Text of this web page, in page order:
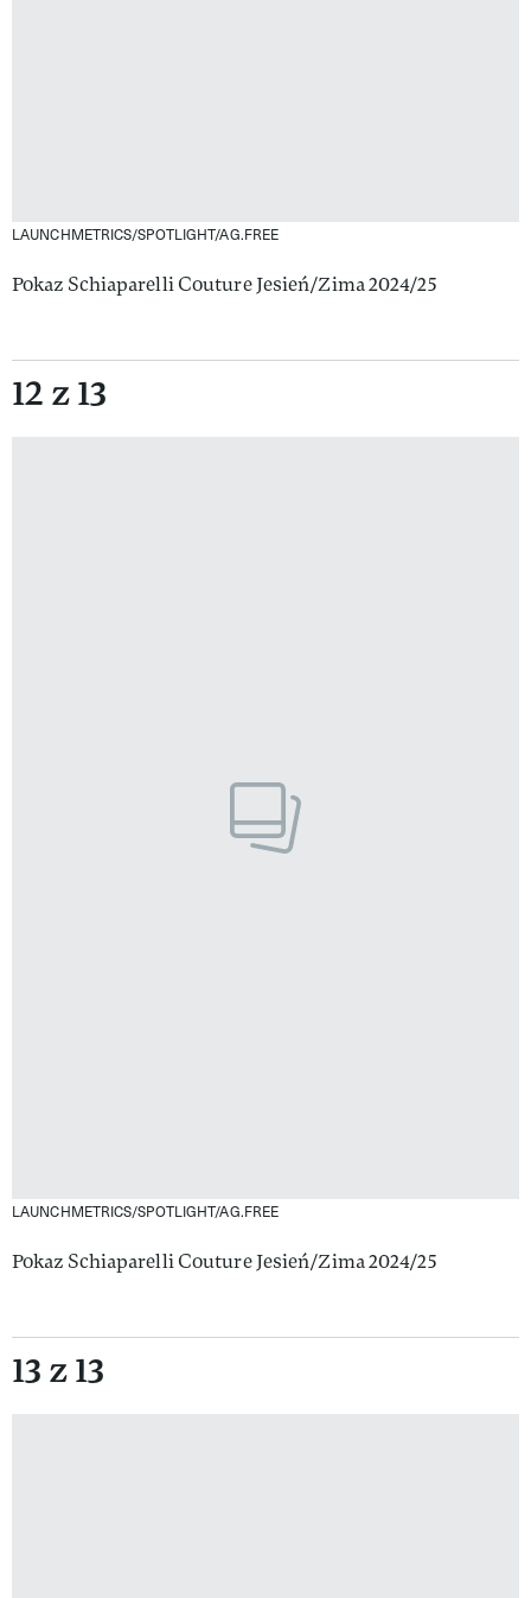
LAUNCHMETRICS/SPOTLIGHT/AG.FREE
Pokaz Schiaparelli Couture Jesień/Zima 2024/25
12 z 13
LAUNCHMETRICS/SPOTLIGHT/AG.FREE
Pokaz Schiaparelli Couture Jesień/Zima 2024/25
13 z 13